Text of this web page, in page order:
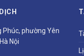
Phúc, phường Yên
Nội